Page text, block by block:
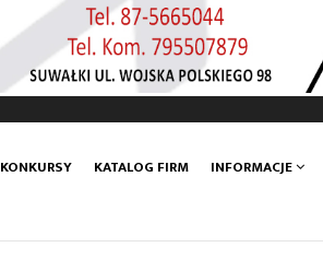
KONKURSY KATALOG FIRM INFORMACJE